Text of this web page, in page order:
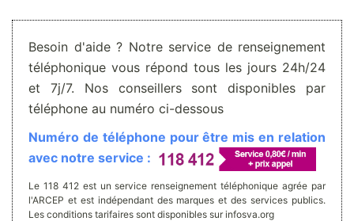
Besoin d'aide ? Notre service de renseignement
téléphonique vous répond tous les jours 24h/24
et 7j/7. Nos conseillers sont disponibles par
téléphone au numéro ci-dessous
Numéro de téléphone pour être mis en relation
avec notre service :
Le 118 412 est un service renseignement téléphonique agrée par
l'ARCEP et est indépendant des marques et des services publics.
Les conditions tarifaires sont disponibles sur infosva.org